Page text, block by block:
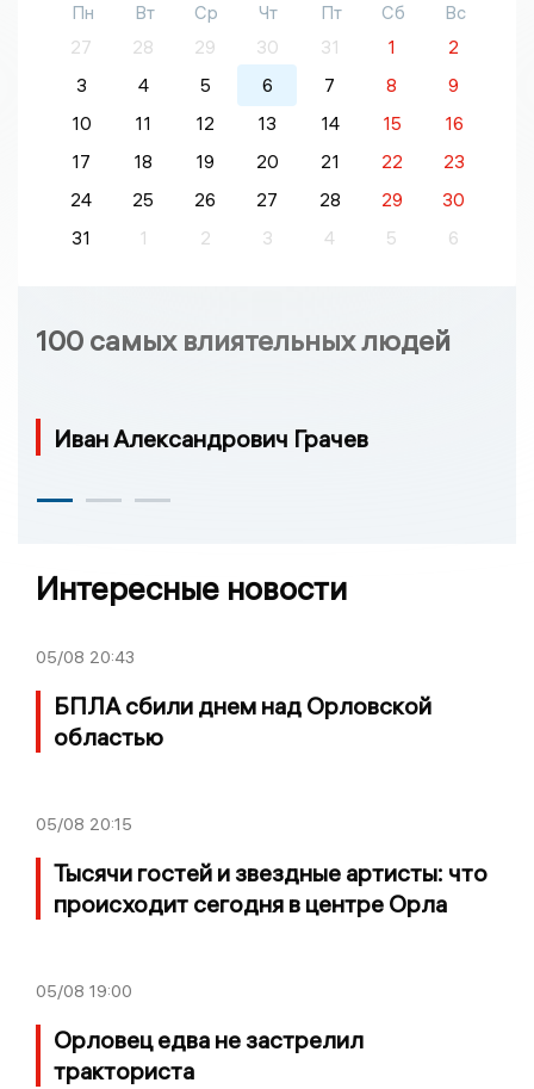
Пн Вт Ср Чт Пт Сб
Вс
27
28 29 30 31 1
2
3
4 5 6 7 8
9
10
11 12 13 14 15
16
17
18 19 20 21 22
23
24
25 26 27 28 29
30
31
1 2 3 4 5 6
100 самых влиятельных людей
Иван Александрович Грачев
Интересные новости
05/08 20:43
БПЛА сбили днем над Орловской
областью
05/08 20:15
Тысячи гостей и звездные артисты: что
происходит сегодня в центре Орла
05/08 19:00
Орловец едва не застрелил
тракториста